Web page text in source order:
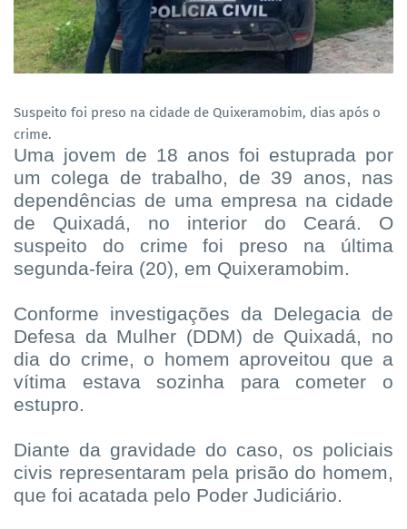
Suspeito foi preso na cidade de Quixeramobim, dias após o
crime.
Uma jovem de 18 anos foi estuprada por
um colega de trabalho, de 39 anos, nas
dependências de uma empresa na cidade
de Quixadá, no interior do Ceará. O
suspeito do crime foi preso na última
segunda-feira (20), em Quixeramobim.
Conforme investigações da Delegacia de
Defesa da Mulher (DDM) de Quixadá, no
dia do crime, o homem aproveitou que a
vítima estava sozinha para cometer o
estupro.
Diante da gravidade do caso, os policiais
civis representaram pela prisão do homem,
que foi acatada pelo Poder Judiciário.